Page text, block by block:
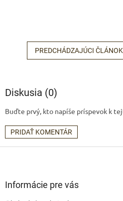
PREDCHÁDZAJÚCI ČLÁNOK
Diskusia (0)
Buďte prvý, kto napíše príspevok k
PRIDAŤ KOMENTÁR
Informácie pre vás
Powered by